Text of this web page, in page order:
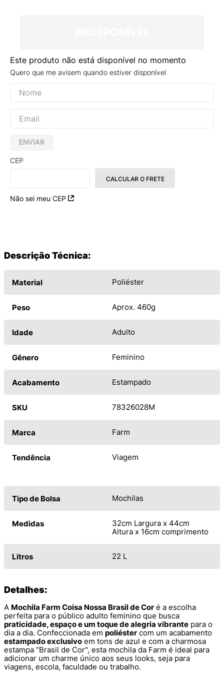
Este produto não está disponível no momento
Quero que me avisem quando estiver disponível
ENVIAR
CEP
Não sei meu CEP
CALCULAR O FRETE
Descrição Técnica:
Material Poliéster
Peso Aprox. 460g
Idade Adulto
Gênero Feminino
Acabamento Estampado
SKU 78326028M
Marca Farm
Tendência Viagem
Tipo de Bolsa Mochilas
Medidas
32cm Largura x 44cm
Altura x 16cm comprimento
Litros 22 L
Detalhes:
A Mochila Farm Coisa Nossa Brasil de Cor é a escolha
perfeita para o público adulto feminino que busca
praticidade, espaço e um toque de alegria vibrante para o
dia a dia. Confeccionada em poliéster com um acabamento
estampado exclusivo em tons de azul e com a charmosa
estampa "Brasil de Cor", esta mochila da Farm é ideal para
adicionar um charme único aos seus looks, seja para
viagens, escola, faculdade ou trabalho.